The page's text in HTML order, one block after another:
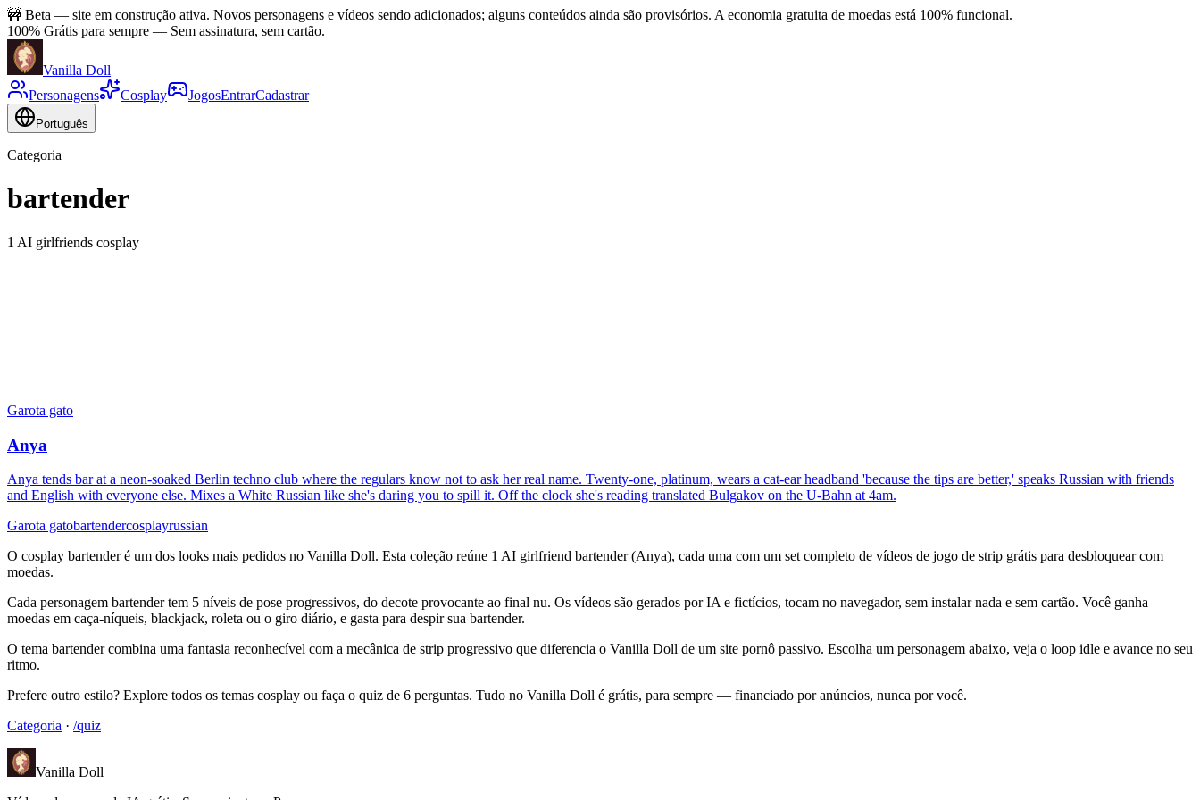
🚧 Beta — site em construção ativa. Novos personagens e vídeos sendo adicionados; alguns conteúdos ainda são provisórios. A economia gratuita de moedas está 100% funcional.
100% Grátis para sempre — Sem assinatura, sem cartão.
Vanilla Doll
Personagens
Cosplay JogosEntrarCadastrar
Português
Categoria
bartender
1 AI girlfriends cosplay
Garota gato
Anya
Anya tends bar at a neon-soaked Berlin techno club where the regulars know not to ask her real name. Twenty-one, platinum, wears a cat-ear headband 'because the tips are better,' speaks Russian with friends
and English with everyone else. Mixes a White Russian like she's daring you to spill it. Off the clock she's reading translated Bulgakov on the U-Bahn at 4am.
Garota gatobartendercosplayrussian
O cosplay bartender é um dos looks mais pedidos no Vanilla Doll. Esta coleção reúne 1 AI girlfriend bartender (Anya), cada uma com um set completo de vídeos de jogo de strip grátis para desbloquear com
moedas.
Cada personagem bartender tem 5 níveis de pose progressivos, do decote provocante ao final nu. Os vídeos são gerados por IA e fictícios, tocam no navegador, sem instalar nada e sem cartão. Você ganha
moedas em caça-níqueis, blackjack, roleta ou o giro diário, e gasta para despir sua bartender.
O tema bartender combina uma fantasia reconhecível com a mecânica de strip progressivo que diferencia o Vanilla Doll de um site pornô passivo. Escolha um personagem abaixo, veja o loop idle e avance no seu
ritmo.
Prefere outro estilo? Explore todos os temas cosplay ou faça o quiz de 6 perguntas. Tudo no Vanilla Doll é grátis, para sempre — financiado por anúncios, nunca por você.
Categoria · /quiz
Vanilla Doll